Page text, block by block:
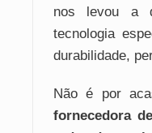
nos levou a
tecnologia
durabilidade,
Não é por
fornecedora